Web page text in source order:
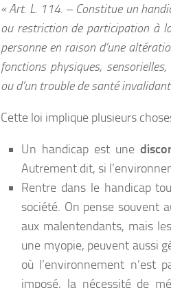
« Art. L. 114. – Constitue un
ou restriction de participation à
personne en raison d’une
fonctions physiques,
ou d’un trouble de santé
Cette loi implique plusieurs
Un handicap est une
Autrement dit, si
Rentre dans le handicap
société. On pense souvent
aux malentendants, mais
une myopie, peuvent aussi
où l’environnement n’est
imposé, la nécessité de